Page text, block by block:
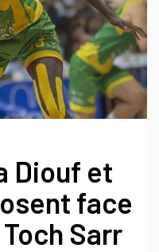
Diouf et
face
Sarr